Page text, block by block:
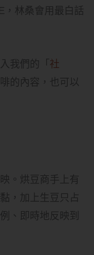
，林桑會用最白話
我們的「 社
的內容，也可以
。烘豆商手上有
，加上生豆只占
、即時地反映到